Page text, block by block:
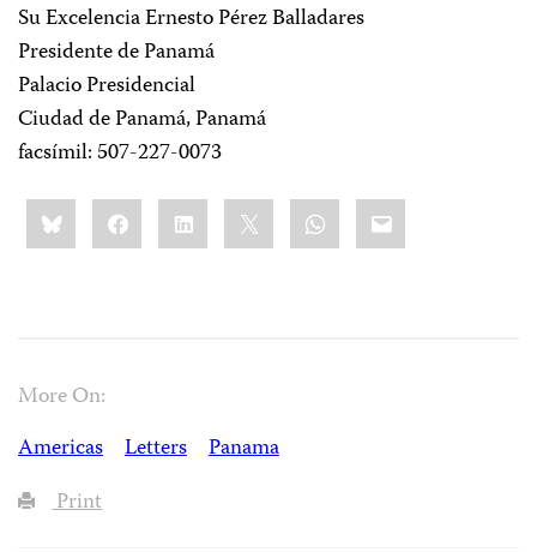
Su Excelencia Ernesto Pérez Balladares
Presidente de Panamá
Palacio Presidencial
Ciudad de Panamá, Panamá
facsímil: 507-227-0073
Share
this:BlueskyFacebookLinkedIn WhatsApp
Email
More On:
Americas
Letters
Panama
Print